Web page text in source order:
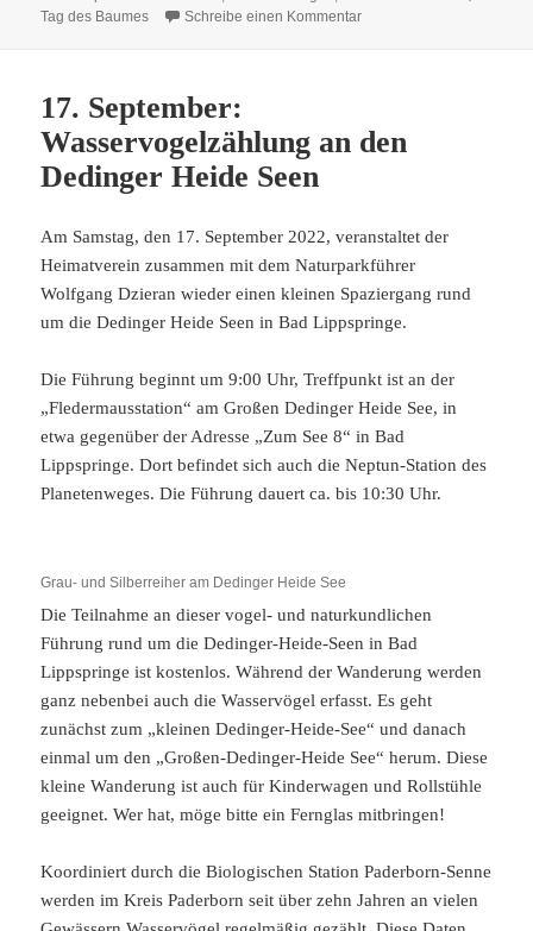
am
Tag des Baumes
Schreibe einen Kommentarzu Tag des Baumes
17. September:
Wasservogelzählung an den
Dedinger Heide Seen
Am Samstag, den 17. September 2022, veranstaltet der
Heimatverein zusammen mit dem Naturparkführer
Wolfgang Dzieran wieder einen kleinen Spaziergang rund
um die Dedinger Heide Seen in Bad Lippspringe.
Die Führung beginnt um 9:00 Uhr, Treffpunkt ist an der
„Fledermausstation“ am Großen Dedinger Heide See, in
etwa gegenüber der Adresse „Zum See 8“ in Bad
Lippspringe. Dort befindet sich auch die Neptun-Station des
Planetenweges. Die Führung dauert ca. bis 10:30 Uhr.
Grau- und Silberreiher am Dedinger Heide See
Die Teilnahme an dieser vogel- und naturkundlichen
Führung rund um die Dedinger-Heide-Seen in Bad
Lippspringe ist kostenlos. Während der Wanderung werden
ganz nebenbei auch die Wasservögel erfasst. Es geht
zunächst zum „kleinen Dedinger-Heide-See“ und danach
einmal um den „Großen-Dedinger-Heide See“ herum. Diese
kleine Wanderung ist auch für Kinderwagen und Rollstühle
geeignet. Wer hat, möge bitte ein Fernglas mitbringen!
Koordiniert durch die Biologischen Station Paderborn-Senne
werden im Kreis Paderborn seit über zehn Jahren an vielen